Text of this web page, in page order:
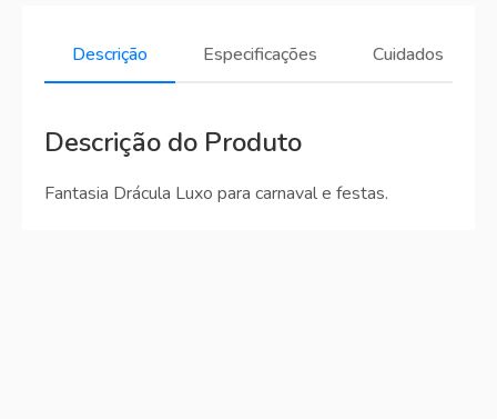
Descrição Especificações Cuidados
Descrição do Produto
Fantasia Drácula Luxo para carnaval e festas.